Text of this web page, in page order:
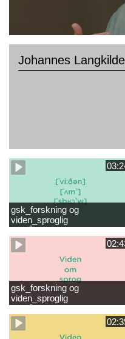
Johannes
gsk_forskning og
viden_sproglig
læsevanskeligheder.mp4
gsk_forskning og
viden_sproglig
forståelse_Støt dit barns
fortsatte læsning 8-10